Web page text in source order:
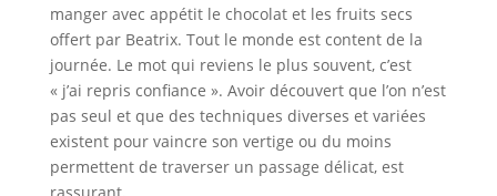
manger avec appétit le chocolat et les fruits secs
offert par Beatrix. Tout le monde est content de la
journée. Le mot qui reviens le plus souvent, c’est
« j’ai repris confiance ». Avoir découvert que l’on n’est
pas seul et que des techniques diverses et variées
existent pour vaincre son vertige ou du moins
permettent de traverser un passage délicat, est
rassurant.